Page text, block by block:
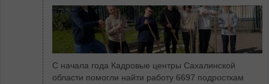
С начала года Кадровые центры Сахалинской
области помогли найти работу 6697 подросткам